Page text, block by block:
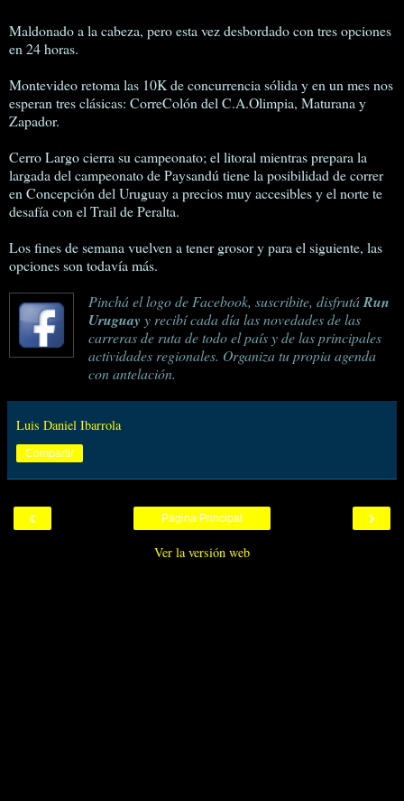
Maldonado a la cabeza, pero esta vez desbordado con tres opciones
en 24 horas.
Montevideo retoma las 10K de concurrencia sólida y en un mes nos
esperan tres clásicas: CorreColón del C.A.Olimpia, Maturana y
Zapador.
Cerro Largo cierra su campeonato; el litoral mientras prepara la
largada del campeonato de Paysandú tiene la posibilidad de correr
en Concepción del Uruguay a precios muy accesibles y el norte te
desafía con el Trail de Peralta.
Los fines de semana vuelven a tener grosor y para el siguiente, las
opciones son todavía más.
Pinchá el logo de Facebook, suscribite, disfrutáRun
Uruguay y recibí cada día las novedades de las
carreras de ruta de todo el país y de las principales
actividades regionales. Organiza tu propia agenda
con antelación.
Luis Daniel Ibarrola
Compartir
‹ ›
Página Principal
Ver la versión web